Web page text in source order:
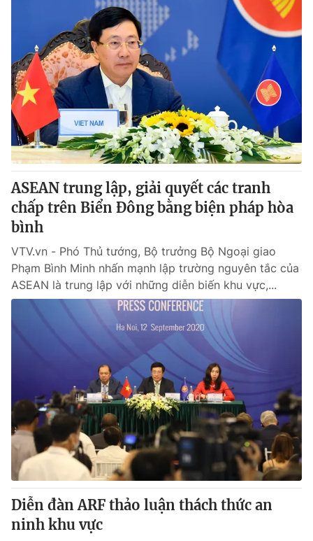
ASEAN trung lập, giải quyết các tranh
chấp trên Biển Đông bằng biện pháp hòa
bình
VTV.vn - Phó Thủ tướng, Bộ trưởng Bộ Ngoại giao
Phạm Bình Minh nhấn mạnh lập trường nguyên tắc của
ASEAN là trung lập với những diễn biến khu vực,...
Diễn đàn ARF thảo luận thách thức an
ninh khu vực